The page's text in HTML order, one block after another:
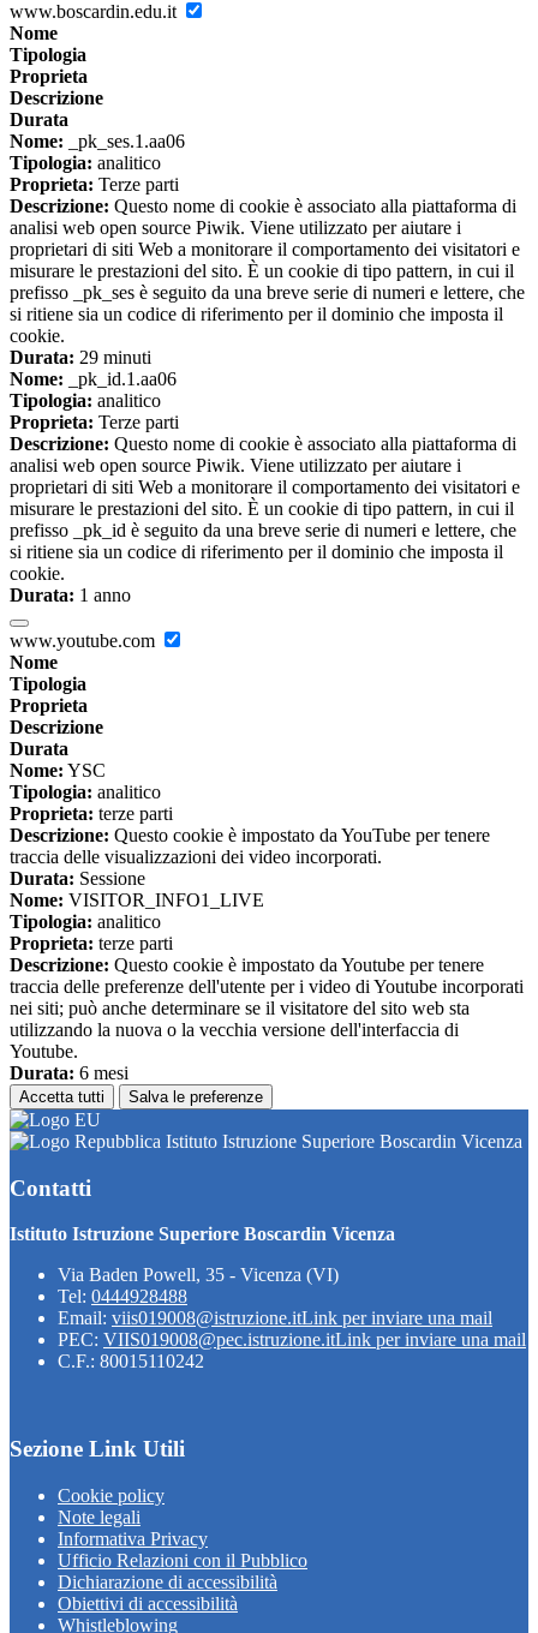
www.boscardin.edu.it
Nome
Tipologia
Proprieta
Descrizione
Durata
Nome: _pk_ses.1.aa06
Tipologia: analitico
Proprieta: Terze parti
Descrizione: Questo nome di cookie è associato alla piattaforma di
analisi web open source Piwik. Viene utilizzato per aiutare i
proprietari di siti Web a monitorare il comportamento dei visitatori e
misurare le prestazioni del sito. È un cookie di tipo pattern, in cui il
prefisso _pk_ses è seguito da una breve serie di numeri e lettere, che
si ritiene sia un codice di riferimento per il dominio che imposta il
cookie.
Durata: 29 minuti
Nome: _pk_id.1.aa06
Tipologia: analitico
Proprieta: Terze parti
Descrizione: Questo nome di cookie è associato alla piattaforma di
analisi web open source Piwik. Viene utilizzato per aiutare i
proprietari di siti Web a monitorare il comportamento dei visitatori e
misurare le prestazioni del sito. È un cookie di tipo pattern, in cui il
prefisso _pk_id è seguito da una breve serie di numeri e lettere, che
si ritiene sia un codice di riferimento per il dominio che imposta il
cookie.
Durata: 1 anno
www.youtube.com
Nome
Tipologia
Proprieta
Descrizione
Durata
Nome: YSC
Tipologia: analitico
Proprieta: terze parti
Descrizione: Questo cookie è impostato da YouTube per tenere
traccia delle visualizzazioni dei video incorporati.
Durata: Sessione
Nome: VISITOR_INFO1_LIVE
Tipologia: analitico
Proprieta: terze parti
Descrizione: Questo cookie è impostato da Youtube per tenere
traccia delle preferenze dell'utente per i video di Youtube incorporati
nei siti; può anche determinare se il visitatore del sito web sta
utilizzando la nuova o la vecchia versione dell'interfaccia di
Youtube.
Durata: 6 mesi
Accetta tutti Salva le preferenze
Istituto Istruzione Superiore Boscardin Vicenza
Contatti
Istituto Istruzione Superiore Boscardin Vicenza
Via Baden Powell, 35 - Vicenza (VI)
Tel: 0444928488
Email: viis019008@istruzione.itLink per inviare una mail
PEC: VIIS019008@pec.istruzione.itLink per inviare una mail
C.F.: 80015110242
Sezione Link Utili
Cookie policy
Note legali
Informativa Privacy
Ufficio Relazioni con il Pubblico
Dichiarazione di accessibilità
Obiettivi di accessibilità
Whistleblowing